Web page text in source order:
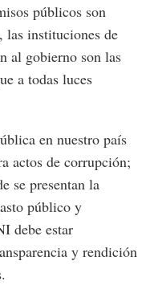
públicos son
las instituciones de
al gobierno son las
a todas luces
en nuestro país
actos de corrupción;
se presentan la
público y
debe estar
y rendición